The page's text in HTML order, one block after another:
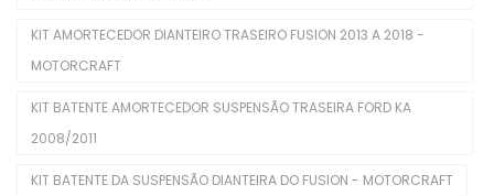
Bombas De Óleo
Cabeçotes
Cabos De Velas
KIT AMORTECEDOR DIANTEIRO TRASEIRO FUSION 2013 A 2018 -
MOTORCRAFT
KIT BATENTE AMORTECEDOR SUSPENSÃO TRASEIRA FORD KA
2008/2011
KIT BATENTE DA SUSPENSÃO DIANTEIRA DO FUSION - MOTORCRAFT